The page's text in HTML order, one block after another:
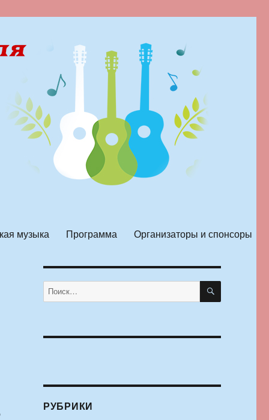
музыка Программа Организаторы и спонсоры
Искать: ПОИСК
РУБРИКИ